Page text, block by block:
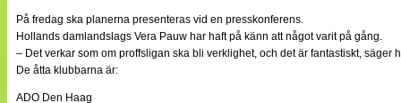
Cuper
Medlemsbilder
Till klubbkassan
NÄTverket
Om oss
På fredag ska planerna presenteras vid en presskonferens.
Hollands damlandslags Vera Pauw har haft på känn att något varit på gång.
– Det verkar som om proffsligan ska bli verklighet, och det är fantastiskt, säger
De åtta klubbarna är:
ADO Den Haag